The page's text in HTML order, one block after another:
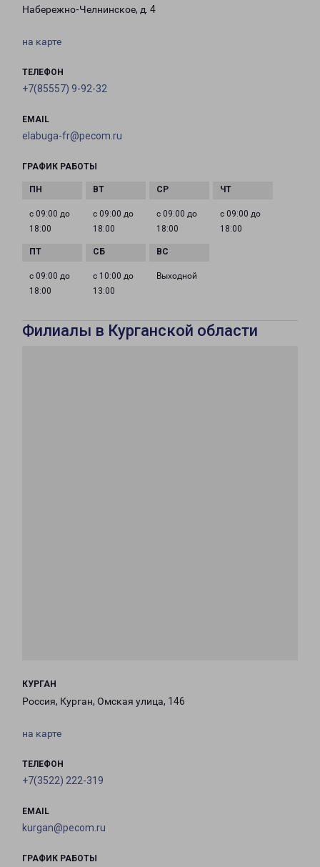
Набережно-Челнинское, д. 4
на карте
ТЕЛЕФОН
+7(85557) 9-92-32
EMAIL
elabuga-fr@pecom.ru
ГРАФИК РАБОТЫ
с 09:00 до
18:00
с 09:00 до
18:00
с 09:00 до
18:00
с 09:00 до
18:00
с 09:00 до
18:00
с 10:00 до
13:00
Выходной
Филиалы в Курганской области
КУРГАН
Россия, Курган, Омская улица, 146
на карте
ТЕЛЕФОН
+7(3522) 222-319
EMAIL
kurgan@pecom.ru
ГРАФИК РАБОТЫ